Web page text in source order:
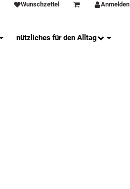
Wunschzettel WarenkorbAnmelden
nützliches für den Alltag